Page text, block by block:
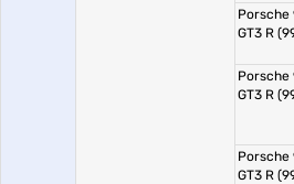
Porsche
GT3 R
Porsche
GT3 R
Porsche
GT3 R